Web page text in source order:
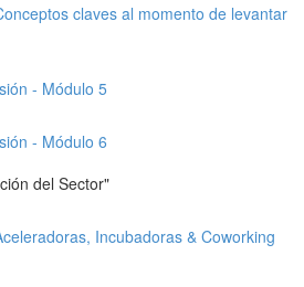
claves al momento de levantar
- Módulo 5
- Módulo 6
del Sector"
Incubadoras & Coworking